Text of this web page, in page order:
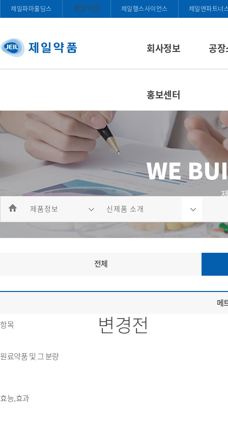
제일파마홀딩스 제일약품 제일헬스사이언스 제일앤파트너
회사정보 공
홍보센터
제품정보 신제품 소개
전체
메
항목
변경전
원료약품 및 그 분량
효능,효과